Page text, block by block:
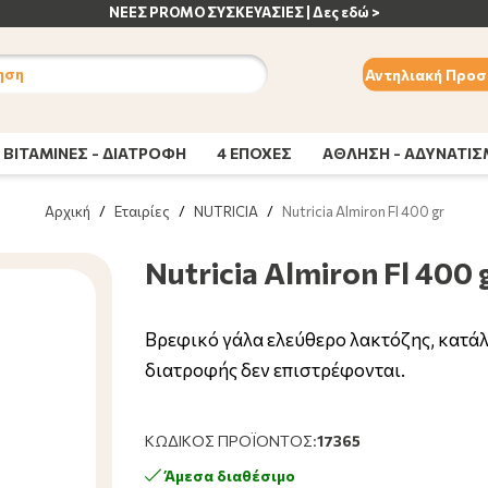
Αντηλιακή
ΒΙΤΑΜΙΝΕΣ - ΔΙΑΤΡΟΦΗ 4 ΕΠΟΧΕΣ ΑΘΛΗΣΗ -
Αρχική / Εταιρίες / NUTRICIA / Nutricia Almiron Fl 400 gr
Nutricia Almiron Fl 400
Βρεφικό γάλα ελεύθερο λακτόζης,
διατροφής δεν επιστρέφονται.
ΚΩΔΙΚΌΣ ΠΡΟΪΌΝΤΟΣ:17365
Άμεσα διαθέσιμο